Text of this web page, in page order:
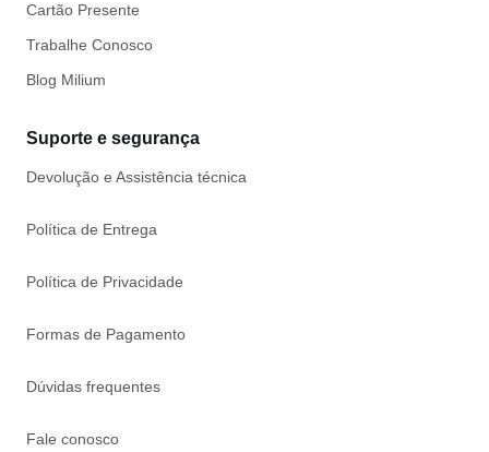
Cartão Presente
Trabalhe Conosco
Blog Milium
Suporte e segurança
Devolução e Assistência técnica
Política de Entrega
Política de Privacidade
Formas de Pagamento
Dúvidas frequentes
Fale conosco